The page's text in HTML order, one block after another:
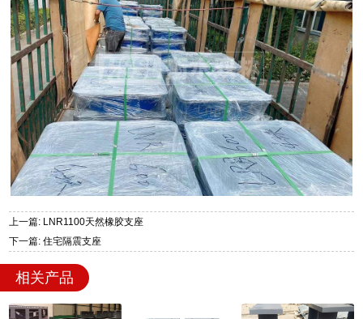
上一篇: LNR1100天然橡胶支座
下一篇: 住宅隔震支座
相关产品